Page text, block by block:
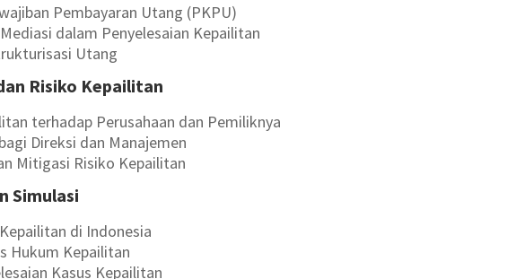
Pembayaran Utang (PKPU)
dalam Penyelesaian Kepailitan
Utang
Risiko Kepailitan
terhadap Perusahaan dan Pemiliknya
Direksi dan Manajemen
Mitigasi Risiko Kepailitan
Simulasi
di Indonesia
Hukum Kepailitan
Kasus Kepailitan